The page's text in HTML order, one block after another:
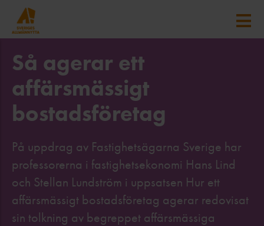
Så agerar ett
affärsmässigt
bostadsföretag
På uppdrag av Fastighetsägarna Sverige har
professorerna i fastighetsekonomi Hans Lind
och Stellan Lundström i uppsatsen Hur ett
affärsmässigt bostadsföretag agerar redovisat
sin tolkning av begreppet affärsmässiga